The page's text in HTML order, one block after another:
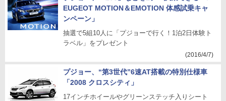
EUGEOT MOTION＆EMOTION 体感試乗キャ
ンペーン」
抽選で5組10人に「プジョーで行く！1泊2日体験ト
ラベル」をプレゼント
(2016/4/7)
プジョー、“第3世代”6速AT搭載の特別仕様車
「2008 クロスシティ」
17インチホイールやグリーンステッチ入りシート